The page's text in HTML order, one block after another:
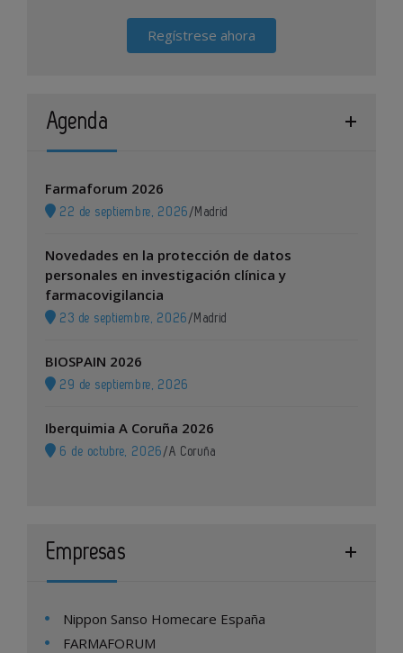
Regístrese ahora
Agenda
Farmaforum 2026
22 de septiembre, 2026 / Madrid
Novedades en la protección de datos
personales en investigación clínica y
farmacovigilancia
23 de septiembre, 2026 / Madrid
BIOSPAIN 2026
29 de septiembre, 2026
Iberquimia A Coruña 2026
6 de octubre, 2026 /A Coruña
Empresas
Nippon Sanso Homecare España
FARMAFORUM